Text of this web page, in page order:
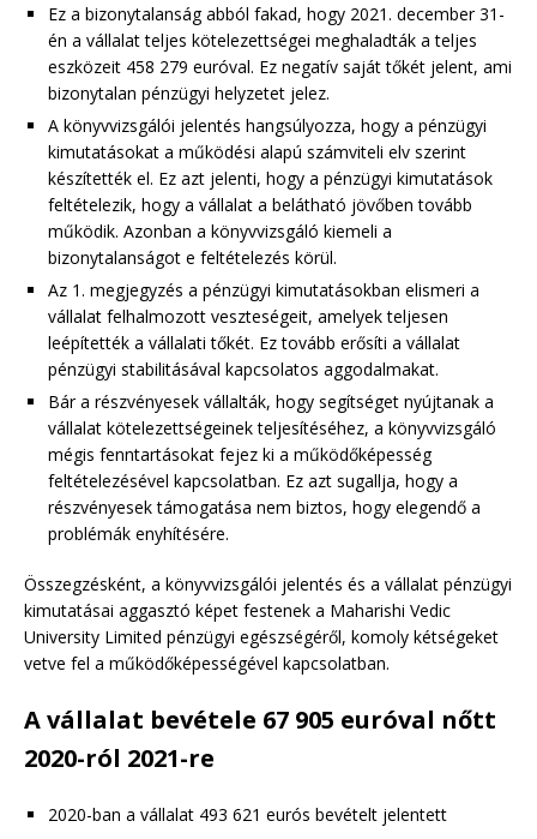
Ez a bizonytalanság abból fakad, hogy 2021. december 31-
én a vállalat teljes kötelezettségei meghaladták a teljes
eszközeit 458 279 euróval. Ez negatív saját tőkét jelent, ami
bizonytalan pénzügyi helyzetet jelez.
A könyvvizsgálói jelentés hangsúlyozza, hogy a pénzügyi
kimutatásokat a működési alapú számviteli elv szerint
készítették el. Ez azt jelenti, hogy a pénzügyi kimutatások
feltételezik, hogy a vállalat a belátható jövőben tovább
működik. Azonban a könyvvizsgáló kiemeli a
bizonytalanságot e feltételezés körül.
Az 1. megjegyzés a pénzügyi kimutatásokban elismeri a
vállalat felhalmozott veszteségeit, amelyek teljesen
leépítették a vállalati tőkét. Ez tovább erősíti a vállalat
pénzügyi stabilitásával kapcsolatos aggodalmakat.
Bár a részvényesek vállalták, hogy segítséget nyújtanak a
vállalat kötelezettségeinek teljesítéséhez, a könyvvizsgáló
mégis fenntartásokat fejez ki a működőképesség
feltételezésével kapcsolatban. Ez azt sugallja, hogy a
részvényesek támogatása nem biztos, hogy elegendő a
problémák enyhítésére.
Összegzésként, a könyvvizsgálói jelentés és a vállalat pénzügyi
kimutatásai aggasztó képet festenek a Maharishi Vedic
University Limited pénzügyi egészségéről, komoly kétségeket
vetve fel a működőképességével kapcsolatban.
A vállalat bevétele 67 905 euróval nőtt
2020-ról 2021-re
2020-ban a vállalat 493 621 eurós bevételt jelentett